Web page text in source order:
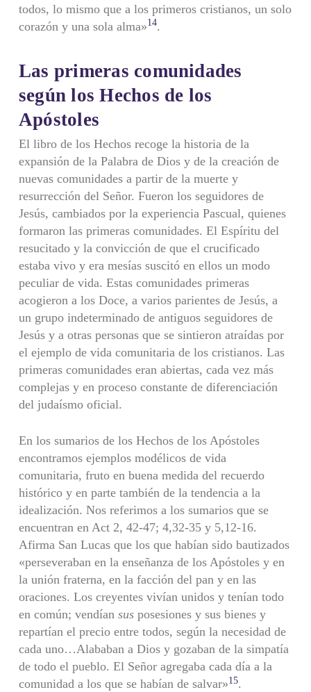
todos, lo mismo que a los primeros cristianos, un solo
corazón y una sola alma»14.
Las primeras comunidades
según los Hechos de los
Apóstoles
El libro de los Hechos recoge la historia de la
expansión de la Palabra de Dios y de la creación de
nuevas comunidades a partir de la muerte y
resurrección del Señor. Fueron los seguidores de
Jesús, cambiados por la experiencia Pascual, quienes
formaron las primeras comunidades. El Espíritu del
resucitado y la convicción de que el crucificado
estaba vivo y era mesías suscitó en ellos un modo
peculiar de vida. Estas comunidades primeras
acogieron a los Doce, a varios parientes de Jesús, a
un grupo indeterminado de antiguos seguidores de
Jesús y a otras personas que se sintieron atraídas por
el ejemplo de vida comunitaria de los cristianos. Las
primeras comunidades eran abiertas, cada vez más
complejas y en proceso constante de diferenciación
del judaísmo oficial.
En los sumarios de los Hechos de los Apóstoles
encontramos ejemplos modélicos de vida
comunitaria, fruto en buena medida del recuerdo
histórico y en parte también de la tendencia a la
idealización. Nos referimos a los sumarios que se
encuentran en Act 2, 42-47; 4,32-35 y 5,12-16.
Afirma San Lucas que los que habían sido bautizados
«perseveraban en la enseñanza de los Apóstoles y en
la unión fraterna, en la facción del pan y en las
oraciones. Los creyentes vivían unidos y tenían todo
en común; vendían sus posesiones y sus bienes y
repartían el precio entre todos, según la necesidad de
cada uno…Alababan a Dios y gozaban de la simpatía
de todo el pueblo. El Señor agregaba cada día a la
comunidad a los que se habían de salvar»15.